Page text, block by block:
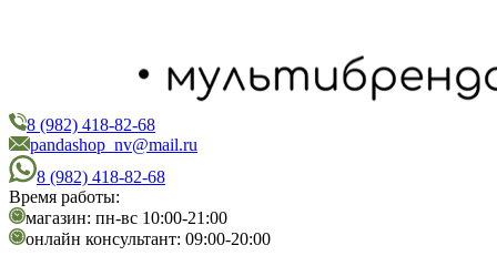
PandaShop
Интернет-магазин косметики
8 (982) 418-82-68
pandashop_nv@mail.ru
8 (982) 418-82-68
Время работы:
магазин: пн-вс 10:00-21:00
онлайн консультант: 09:00-20:00